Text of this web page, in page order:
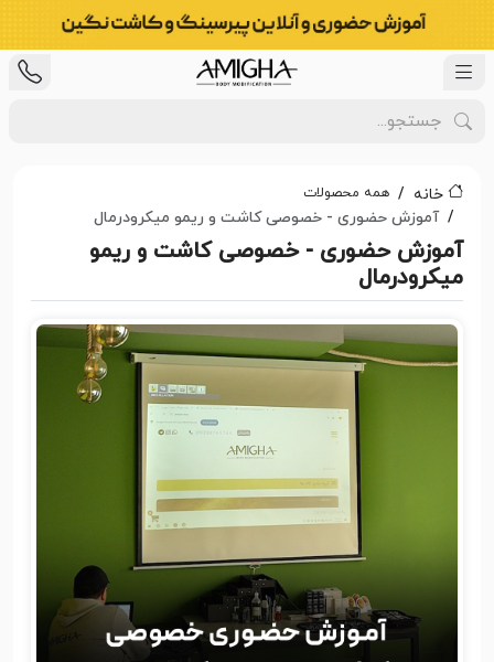
خانه همه محصولات
آموزش حضوری - خصوصی کاشت و ریمو میکرودرمال
آموزش حضوری - خصوصی کاشت و ریمو
میکرودرمال